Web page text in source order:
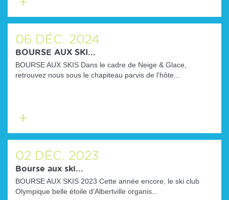
savoir
plus
06 DÉC. 2024
BOURSE AUX SKI...
BOURSE AUX SKIS Dans le cadre de Neige & Glace,
retrouvez nous sous le chapiteau parvis de l'hôte...
savoir
plus
02 DÉC. 2023
Bourse aux ski...
BOURSE AUX SKIS 2023 Cette année encore, le ski club
Olympique belle étoile d'Albertville organis...